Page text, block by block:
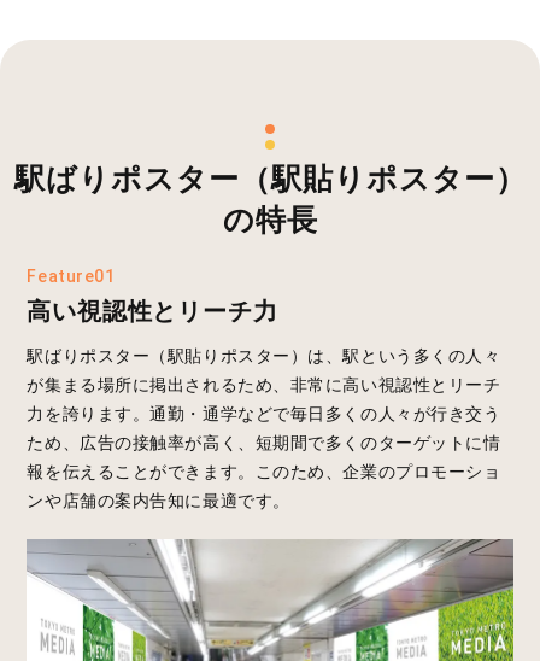
駅ばりポスター（駅貼りポスター）
の特長
Feature01
高い視認性とリーチ力
駅ばりポスター（駅貼りポスター）は、駅という多くの人々
が集まる場所に掲出されるため、非常に高い視認性とリーチ
力を誇ります。通勤・通学などで毎日多くの人々が行き交う
ため、広告の接触率が高く、短期間で多くのターゲットに情
報を伝えることができます。このため、企業のプロモーショ
ンや店舗の案内告知に最適です。